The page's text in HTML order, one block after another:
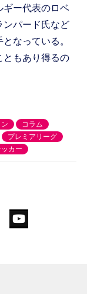
ギー代表のロベ
ンパード氏など
なっている。
ともあり得るの
コラム
プレミアリーグ
カー